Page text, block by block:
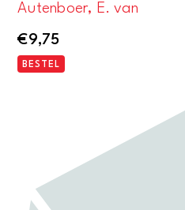
Autenboer, E. van
€9,75
BESTEL